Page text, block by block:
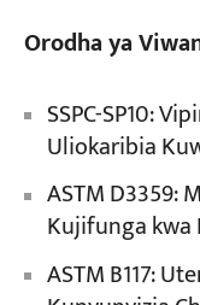
Orodha ya
SSPC-SP10:
Uliokaribia
ASTM D3359:
Kujifunga kwa
ASTM B117: